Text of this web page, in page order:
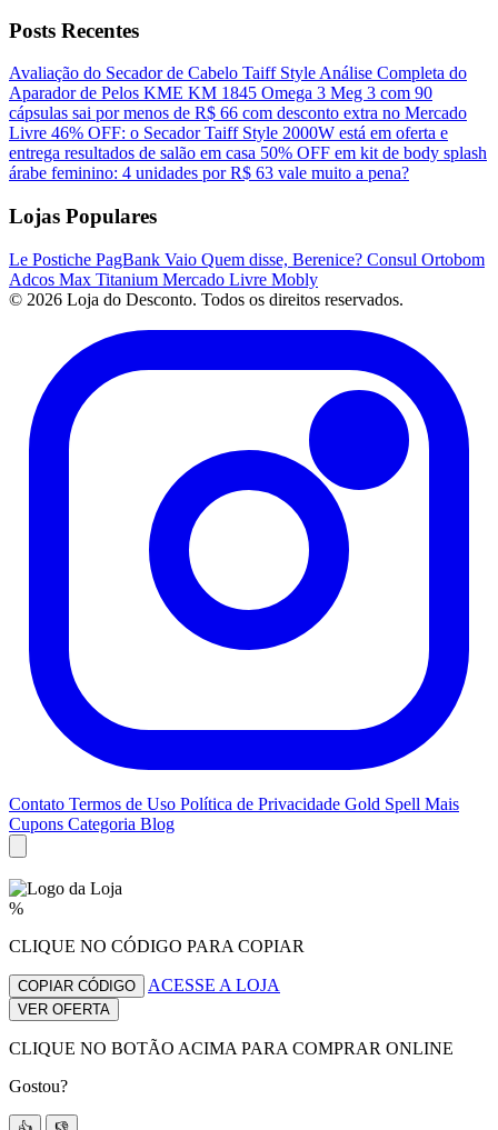
Posts Recentes
Avaliação do Secador de Cabelo Taiff StyleAnálise Completa do
Aparador de Pelos KME KM 1845 Omega 3 Meg 3 com 90
cápsulas sai por menos de R$ 66 com desconto extra no Mercado
Livre 46% OFF: o Secador Taiff Style 2000W está em oferta e
entrega resultados de salão em casa 50% OFF em kit de body splash
árabe feminino: 4 unidades por R$ 63 vale muito a pena?
Lojas Populares
Le Postiche PagBank Vaio Quem disse, Berenice? Consul Ortobom
Adcos Max Titanium Mercado Livre Mobly
© 2026 Loja do Desconto. Todos os direitos reservados.
Contato Termos de Uso Política de Privacidade Gold Spell Mais
Cupons Categoria Blog
%
CLIQUE NO CÓDIGO PARA COPIAR
COPIAR CÓDIGO ACESSE A LOJA
VER OFERTA
CLIQUE NO BOTÃO ACIMA PARA COMPRAR ONLINE
Gostou?